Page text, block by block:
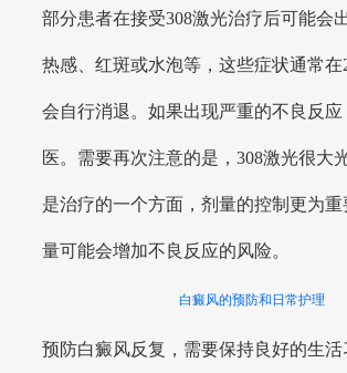
部分患者在接受308激光治疗后可能会
热感、红斑或水泡等，这些症状通常在
会自行消退。如果出现严重的不良反
医。需要再次注意的是，308激光很大
是治疗的一个方面，剂量的控制更为重
量可能会增加不良反应的风险。
白癜风的预防和日常护理
预防白癜风反复，需要保持良好的生